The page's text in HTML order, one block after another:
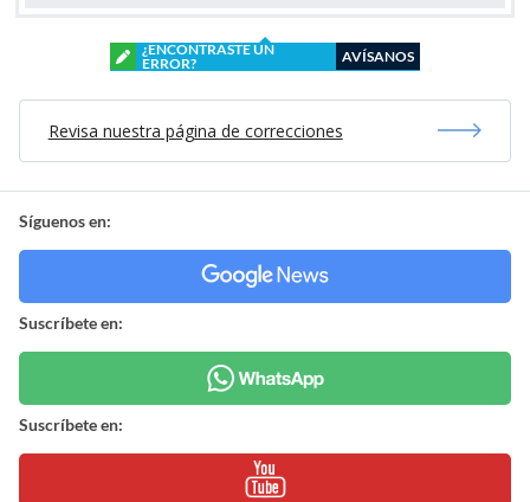
¿ENCONTRASTE UN
ERROR?
AVÍSANOS
Revisa nuestra página de correcciones
Síguenos en:
Suscríbete en:
Suscríbete en: